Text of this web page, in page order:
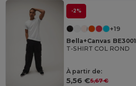
-2%
+19
Bella+Canvas BE3001
T-SHIRT COL ROND
À partir de:
5,56 €5,67 €